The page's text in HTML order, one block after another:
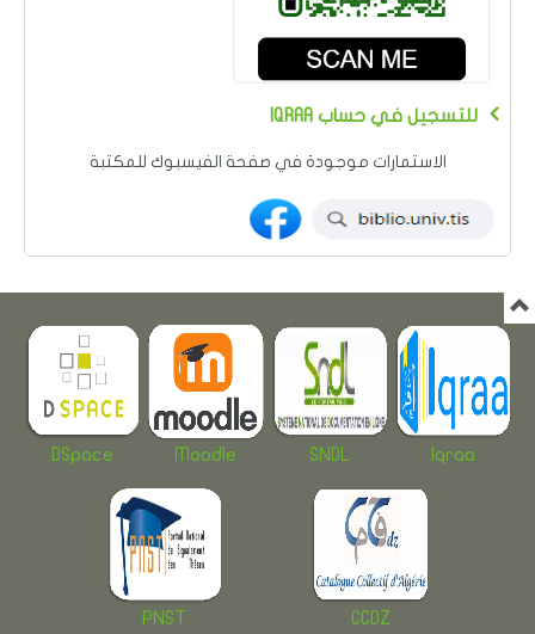
IQRAA للتسجيل في حساب
الاستمارات موجودة في صفحة الفيسبوك للمكتبة
DSpace Moodle SNDL Iqraa
PNST CCDZ